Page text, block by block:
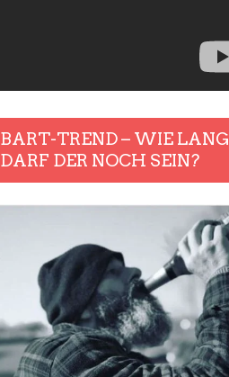
BART-TREND – WIE LANG
DARF DER NOCH SEIN?